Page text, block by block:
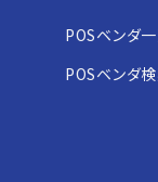
POSベンダ
POSベンダ